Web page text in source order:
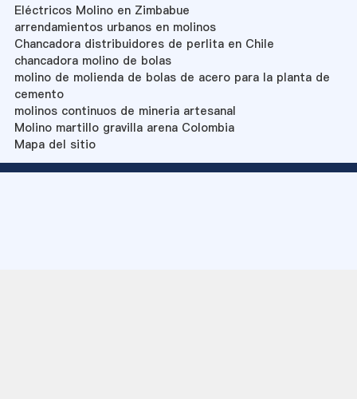
Eléctricos Molino en Zimbabue
arrendamientos urbanos en molinos
Chancadora distribuidores de perlita en Chile
chancadora molino de bolas
molino de molienda de bolas de acero para la planta de
cemento
molinos continuos de mineria artesanal
Molino martillo gravilla arena Colombia
Mapa del sitio